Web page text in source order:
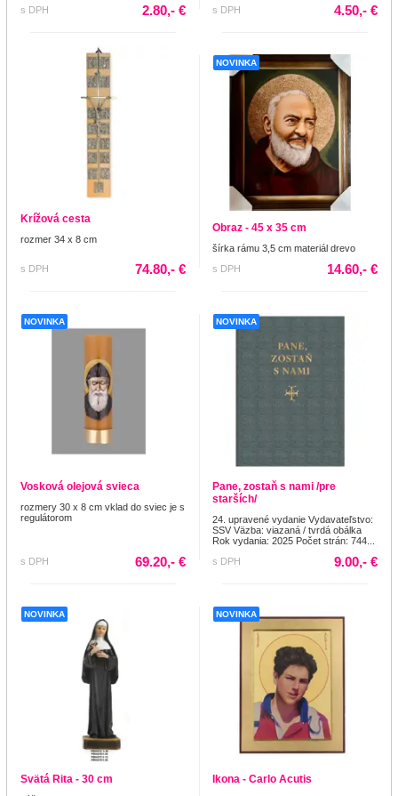
s DPH 2.80,- € s DPH 4.50,- €
Krížová cesta
rozmer 34 x 8 cm
s DPH 74.80,- €
NOVINKA
Obraz - 45 x 35 cm
šírka rámu 3,5 cm materiál drevo
s DPH
14.60,- €
NOVINKA
Vosková olejová svieca
rozmery 30 x 8 cm vklad do sviec je s
regulátorom
s DPH 69.20,- €
NOVINKA
Pane, zostaň s nami /pre
starších/
24. upravené vydanie Vydavateľstvo:
SSV Väzba: viazaná / tvrdá obálka
Rok vydania: 2025 Počet strán: 744...
s DPH
9.00,- €
NOVINKA
Svätá Rita - 30 cm
NOVINKA
Ikona - Carlo Acutis